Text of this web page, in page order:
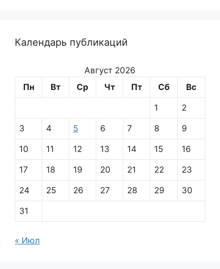
Календарь публикаций
Август 2026
Пн
Вт Ср Чт Пт Сб Вс
1 2
3 4 5 6 7 8 9
10 11 12 13 14 15 16
17 18 19 20 21 22 23
24 25 26 27 28 29 30
31
« Июл